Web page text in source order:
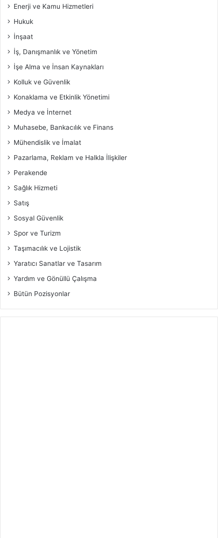
Enerji ve Kamu Hizmetleri
Hukuk
İnşaat
İş, Danışmanlık ve Yönetim
İşe Alma ve İnsan Kaynakları
Kolluk ve Güvenlik
Konaklama ve Etkinlik Yönetimi
Medya ve İnternet
Muhasebe, Bankacılık ve Finans
Mühendislik ve İmalat
Pazarlama, Reklam ve Halkla İlişkiler
Perakende
Sağlık Hizmeti
Satış
Sosyal Güvenlik
Spor ve Turizm
Taşımacılık ve Lojistik
Yaratıcı Sanatlar ve Tasarım
Yardım ve Gönüllü Çalışma
Bütün Pozisyonlar